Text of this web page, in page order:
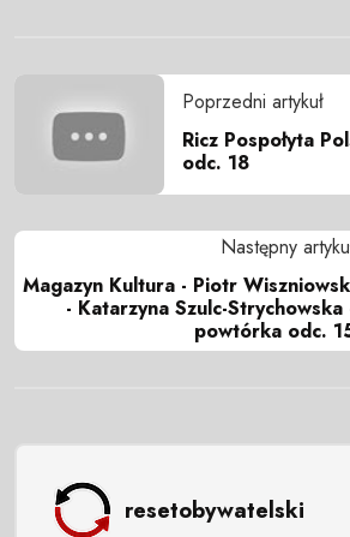
Poprzedni artykuł
Ricz Pospołyta
odc. 18
Następny
Magazyn Kultura - Piotr
- Katarzyna Szulc-Strychowska
powtórka odc.
resetobywatelski